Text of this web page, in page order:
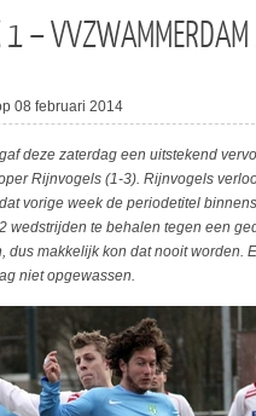
1 –
08 februari 2014
deze zaterdag een uitstekend
Rijnvogels (1-3). Rijnvogels
vorige week de periodetitel
wedstrijden te behalen tegen een
dus makkelijk kon dat nooit worden.
niet opgewassen.